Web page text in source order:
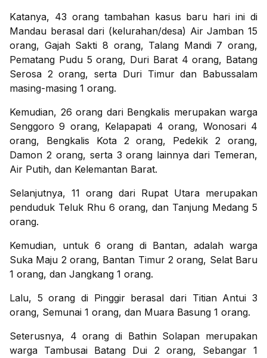
Katanya, 43 orang tambahan kasus baru hari ini di
Mandau berasal dari (kelurahan/desa) Air Jamban 15
orang, Gajah Sakti 8 orang, Talang Mandi 7 orang,
Pematang Pudu 5 orang, Duri Barat 4 orang, Batang
Serosa 2 orang, serta Duri Timur dan Babussalam
masing-masing 1 orang.
Kemudian, 26 orang dari Bengkalis merupakan warga
Senggoro 9 orang, Kelapapati 4 orang, Wonosari 4
orang, Bengkalis Kota 2 orang, Pedekik 2 orang,
Damon 2 orang, serta 3 orang lainnya dari Temeran,
Air Putih, dan Kelemantan Barat.
Selanjutnya, 11 orang dari Rupat Utara merupakan
penduduk Teluk Rhu 6 orang, dan Tanjung Medang 5
orang.
Kemudian, untuk 6 orang di Bantan, adalah warga
Suka Maju 2 orang, Bantan Timur 2 orang, Selat Baru
1 orang, dan Jangkang 1 orang.
Lalu, 5 orang di Pinggir berasal dari Titian Antui 3
orang, Semunai 1 orang, dan Muara Basung 1 orang.
Seterusnya, 4 orang di Bathin Solapan merupakan
warga Tambusai Batang Dui 2 orang, Sebangar 1